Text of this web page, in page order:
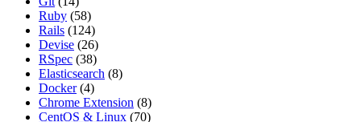
Ruby (58)
Rails (124)
Devise (26)
RSpec (38)
Elasticsearch (8)
Docker(4)
Chrome Extension (8)
CentOS & Linux (70)